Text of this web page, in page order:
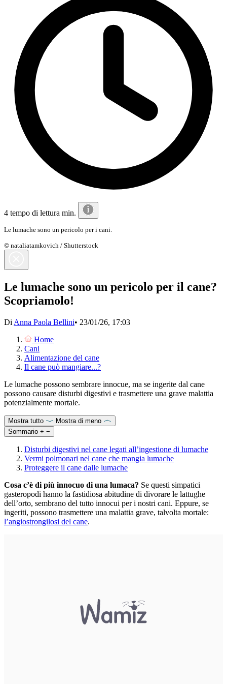
4 tempo di lettura min.
Le lumache sono un pericolo per i cani.
© nataliatamkovich / Shutterstock
Le lumache sono un pericolo per il cane?
Scopriamolo!
Di Anna Paola Bellini• 23/01/26, 17:03
Home
Cani
Alimentazione del cane
Il cane può mangiare...?
Le lumache possono sembrare innocue, ma se ingerite dal cane
possono causare disturbi digestivi e trasmettere una grave malattia
potenzialmente mortale.
Mostra tutto
Mostra di meno
Sommario + −
Disturbi digestivi nel cane legati all’ingestione di lumache
Vermi polmonari nel cane che mangia lumache
Proteggere il cane dalle lumache
Cosa c’è di più innocuo di una lumaca? Se questi simpatici
gasteropodi hanno la fastidiosa abitudine di divorare le lattughe
dell’orto, sembrano del tutto innocui per i nostri cani. Eppure, se
ingeriti, possono trasmettere una malattia grave, talvolta mortale:
l’angiostrongilosi del cane.